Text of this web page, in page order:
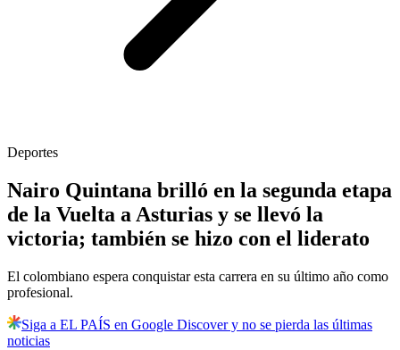
Deportes
Nairo Quintana brilló en la segunda etapa
de la Vuelta a Asturias y se llevó la
victoria; también se hizo con el liderato
El colombiano espera conquistar esta carrera en su último año como
profesional.
Siga a EL PAÍS en Google Discover y no se pierda las últimas
noticias